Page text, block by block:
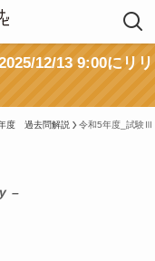
12/13 9:00にリリ
度 過去問解説 令和5年度_試験Ⅲ
–